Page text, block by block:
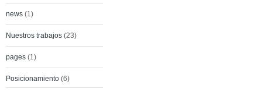
news (1)
Nuestros trabajos (23)
pages (1)
Posicionamiento (6)